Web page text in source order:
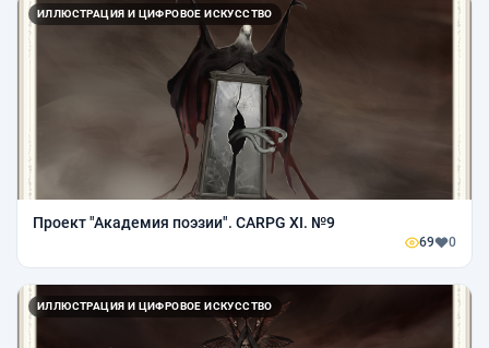
ИЛЛЮСТРАЦИЯ И ЦИФРОВОЕ ИСКУССТВО
Проект "Академия поэзии". CARPG XI. №9
69 0
ИЛЛЮСТРАЦИЯ И ЦИФРОВОЕ ИСКУССТВО